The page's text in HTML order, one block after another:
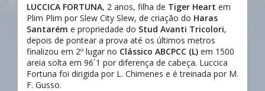
LUCCICA FORTUNA, 2 anos, filha de Tiger Heart em
Plim Plim por Slew City Slew, de criação do Haras
Santarém e propriedade do Stud Avanti Tricolori,
depois de pontear a prova até os últimos metros
finalizou em 2º lugar no Clássico ABCPCC (L) em 1500
areia solta em 96´1 por diferença de cabeça. Luccica
Fortuna foi dirigida por L. Chimenes e é treinada por M.
F. Gusso.